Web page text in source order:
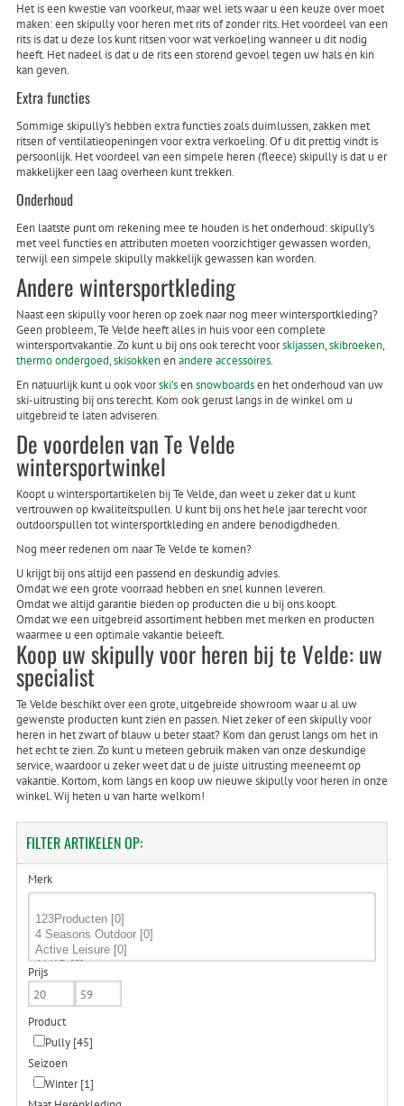
Het is een kwestie van voorkeur, maar wel iets waar u een keuze over moet
maken: een skipully voor heren met rits of zonder rits. Het voordeel van een
rits is dat u deze los kunt ritsen voor wat verkoeling wanneer u dit nodig
heeft. Het nadeel is dat u de rits een storend gevoel tegen uw hals en kin
kan geven.
Extra functies
Sommige skipully’s hebben extra functies zoals duimlussen, zakken met
ritsen of ventilatieopeningen voor extra verkoeling. Of u dit prettig vindt is
persoonlijk. Het voordeel van een simpele heren (fleece) skipully is dat u er
makkelijker een laag overheen kunt trekken.
Onderhoud
Een laatste punt om rekening mee te houden is het onderhoud: skipully’s
met veel functies en attributen moeten voorzichtiger gewassen worden,
terwijl een simpele skipully makkelijk gewassen kan worden.
Andere wintersportkleding
Naast een skipully voor heren op zoek naar nog meer wintersportkleding?
Geen probleem, Te Velde heeft alles in huis voor een complete
wintersportvakantie. Zo kunt u bij ons ook terecht voorskijassen,skibroeken,
thermo ondergoed,skisokkenenandere accessoires.
En natuurlijk kunt u ook voorski’sensnowboardsen het onderhoud van uw
ski-uitrusting bij ons terecht. Kom ook gerust langs in de winkel om u
uitgebreid te laten adviseren.
De voordelen van Te Velde
wintersportwinkel
Koopt u wintersportartikelen bij Te Velde, dan weet u zeker dat u kunt
vertrouwen op kwaliteitspullen. U kunt bij ons het hele jaar terecht voor
outdoorspullen tot wintersportkleding en andere benodigdheden.
Nog meer redenen om naar Te Velde te komen?
U krijgt bij ons altijd een passend en deskundig advies.
Omdat we een grote voorraad hebben en snel kunnen leveren.
Omdat we altijd garantie bieden op producten die u bij ons koopt.
Omdat we een uitgebreid assortiment hebben met merken en producten
waarmee u een optimale vakantie beleeft.
Koop uw skipully voor heren bij te Velde: uw
specialist
Te Velde beschikt over een grote, uitgebreide showroom waar u al uw
gewenste producten kunt zien en passen. Niet zeker of een skipully voor
heren in het zwart of blauw u beter staat? Kom dan gerust langs om het in
het echt te zien. Zo kunt u meteen gebruik maken van onze deskundige
service, waardoor u zeker weet dat u de juiste uitrusting meeneemt op
vakantie. Kortom, kom langs en koop uw nieuwe skipully voor heren in onze
winkel. Wij heten u van harte welkom!
FILTERARTIKELEN OP:
Merk
Prijs
Product
Pully[45]
Seizoen
Winter[1]